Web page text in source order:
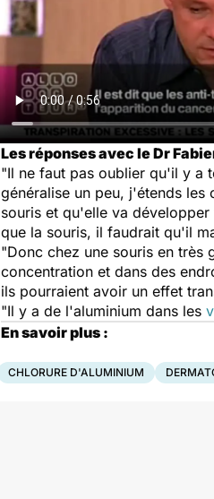
Les réponses avec le Dr
"Il ne faut pas oublier qu'il y a
généralise un peu, j'étends les
souris et qu'elle va
que la souris, il faudrait qu'il
"Donc chez une souris en très
concentration et dans des
ils pourraient avoir un effet
"Il y a de l'aluminium dans les
En savoir plus :
CHLORURE D'ALUMINIUM